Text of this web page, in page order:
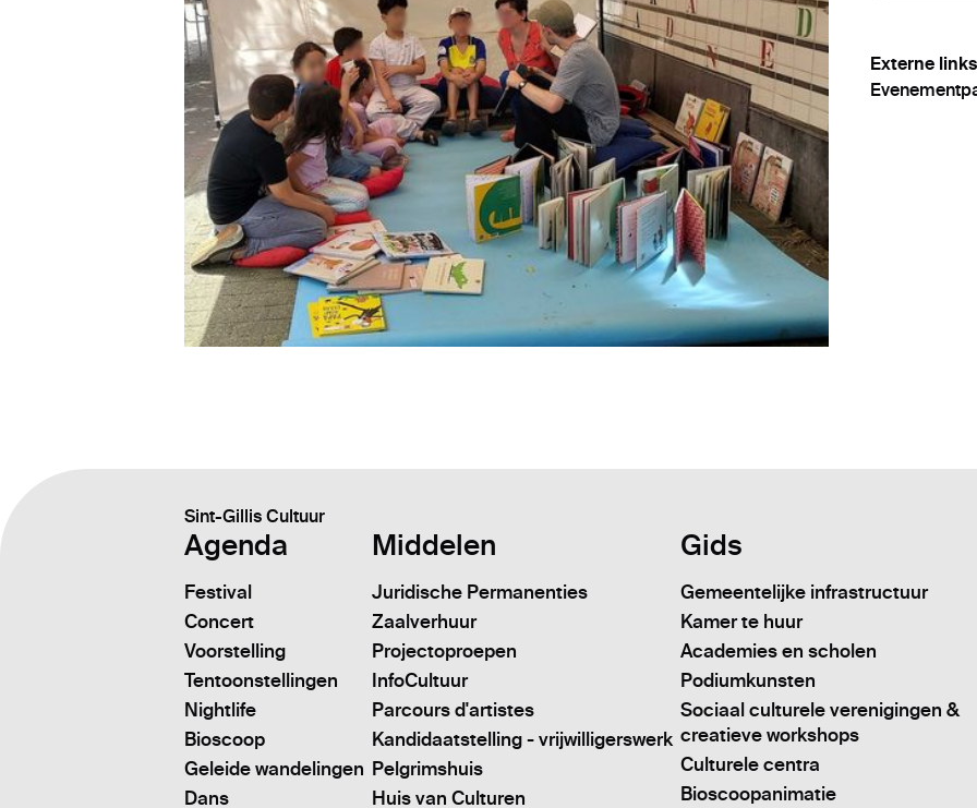
Externe links
Sint-Gillis Cultuur
Agenda
Festival
Concert
Voorstelling
Tentoonstellingen
Nightlife
Bioscoop
Geleide wandelingen
Dans
Middelen
Juridische Permanenties
Zaalverhuur
Projectoproepen
InfoCultuur
Parcours d'artistes
Kandidaatstelling - vrijwilligerswerk
Pelgrimshuis
Huis van Culturen
Gids
Gemeentelijke infrastructuur
Kamer te huur
Academies en scholen
Podiumkunsten
Sociaal culturele verenigingen &
creatieve workshops
Culturele centra
Bioscoopanimatie